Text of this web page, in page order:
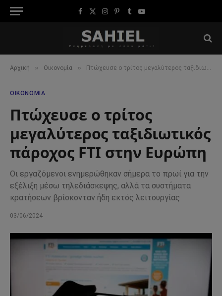
Facebook
X
Instagram
Pinterest
TumblrYouTube
Αρχική » Οικονομία » Πτώχευσε ο τρίτος μεγαλύτερος ταξιδιωτικός πάροχος FTI στην Ευρώπη
ΟΙΚΟΝΟΜΊΑ
Πτώχευσε ο τρίτος
μεγαλύτερος ταξιδιωτικός
πάροχος FTI στην Ευρώπη
Οι εργαζόμενοι ενημερώθηκαν σήμερα το πρωί για την
εξέλιξη μέσω τηλεδιάσκεψης, αλλά τα συστήματα
κρατήσεων βρίσκονταν ήδη εκτός λειτουργίας
03/06/2024